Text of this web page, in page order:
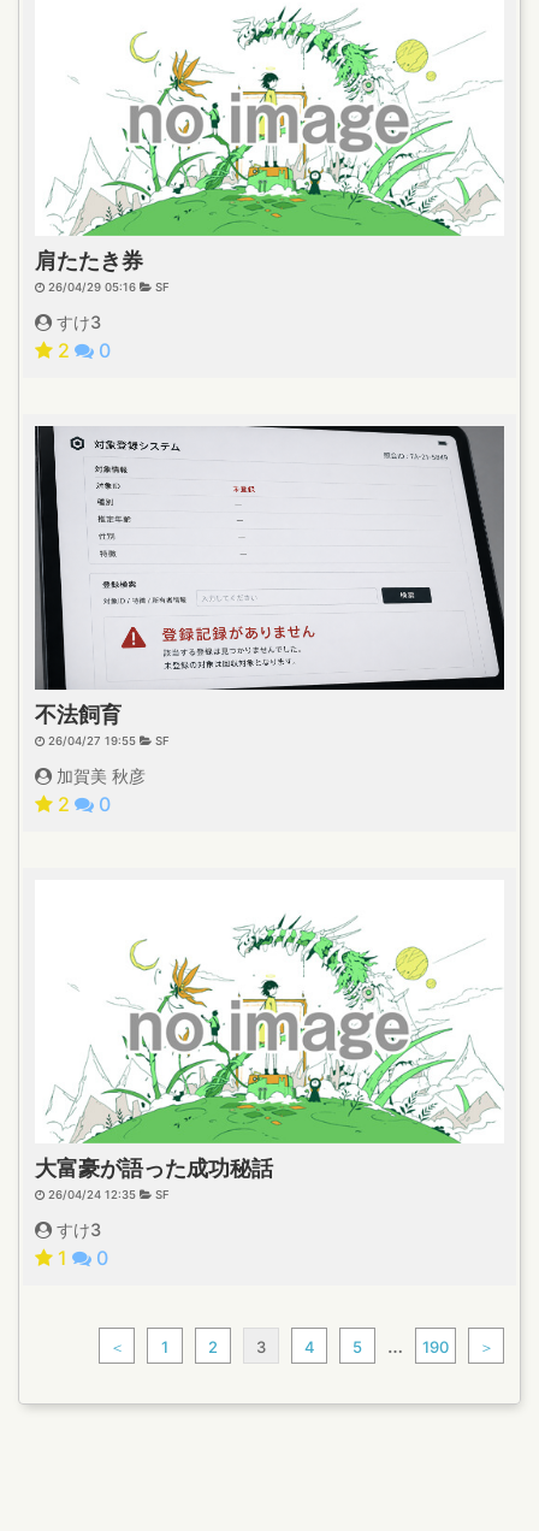
肩たたき券
26/04/29 05:16 SF
すけ3
2 0
不法飼育
26/04/27 19:55 SF
加賀美 秋彦
2 0
大富豪が語った成功秘話
26/04/24 12:35 SF
すけ3
1 0
＜ 1 2 3 4 5 … 190 ＞